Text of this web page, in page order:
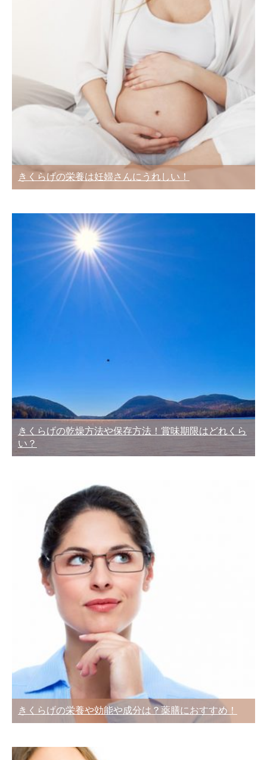
きくらげの栄養は妊婦さんにうれしい！
きくらげの乾燥方法や保存方法！賞味期限はどれくら
い？
きくらげの栄養や効能や成分は？薬膳におすすめ！